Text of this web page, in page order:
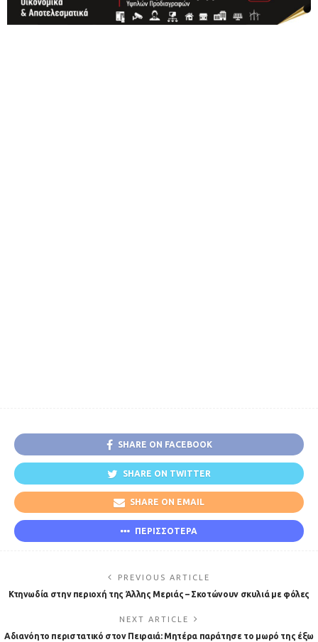
SHARE ON FACEBOOK
SHARE ON TWITTER
SHARE ON EMAIL
ΠΕΡΙΣΣΟΤΕΡΑ
PREVIOUS ARTICLE
Κτηνωδία στην περιοχή της Άλλης Μεριάς – Σκοτώνουν σκυλιά με φόλες
NEXT ARTICLE
Αδιανόητο περιστατικό στον Πειραιά: Μητέρα παράτησε το μωρό της έξω